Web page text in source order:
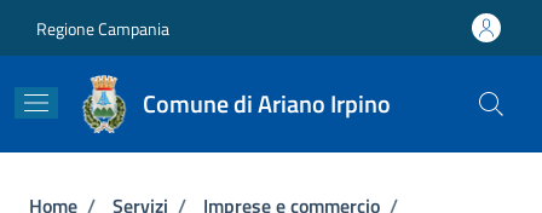
Regione Campania
Comune di Ariano Irpino
Home / Servizi / Imprese e commercio /